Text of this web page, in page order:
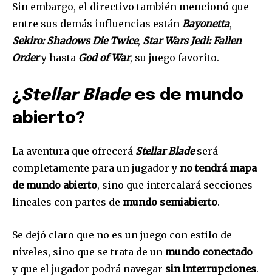
Sin embargo, el directivo también mencionó que
entre sus demás influencias están Bayonetta,
Sekiro: Shadows Die Twice, Star Wars Jedi: Fallen
Ordery hasta God of War, su juego favorito.
¿Stellar Bladees de mundo
abierto?
La aventura que ofrecerá Stellar Bladeserá
completamente para un jugador y no tendrá mapa
de mundo abierto, sino que intercalará secciones
lineales con partes de mundo semiabierto.
Se dejó claro que no es un juego con estilo de
niveles, sino que se trata de un mundo conectado
y que el jugador podrá navegar sin interrupciones.